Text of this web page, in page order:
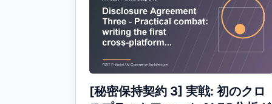
[秘密保持契約 3] 実戦: 初のクロ